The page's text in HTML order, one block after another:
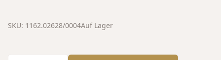
SKU: 1162.02628/0004Auf Lager